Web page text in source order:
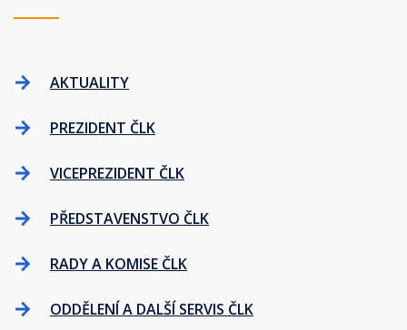
AKTUALITY
PREZIDENT ČLK
VICEPREZIDENT ČLK
PŘEDSTAVENSTVO ČLK
RADY A KOMISE ČLK
ODDĚLENÍ A DALŠÍ SERVIS ČLK